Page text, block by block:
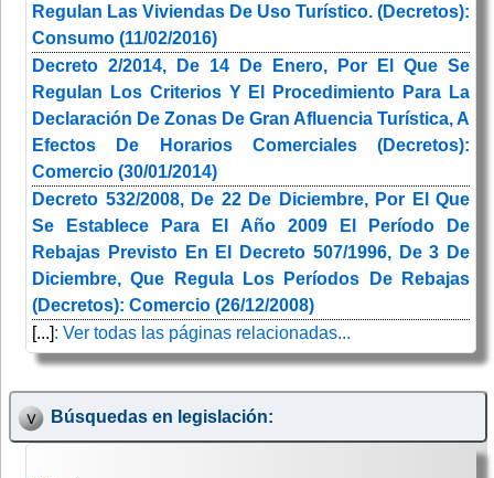
Regulan Las Viviendas De Uso Turístico. (Decretos):
Consumo (11/02/2016)
Decreto 2/2014, De 14 De Enero, Por El Que Se
Regulan Los Criterios Y El Procedimiento Para La
Declaración De Zonas De Gran Afluencia Turística, A
Efectos De Horarios Comerciales (Decretos):
Comercio (30/01/2014)
Decreto 532/2008, De 22 De Diciembre, Por El Que
Se Establece Para El Año 2009 El Período De
Rebajas Previsto En El Decreto 507/1996, De 3 De
Diciembre, Que Regula Los Períodos De Rebajas
(Decretos): Comercio (26/12/2008)
[...]: Ver todas las páginas relacionadas...
Búsquedas en legislación: